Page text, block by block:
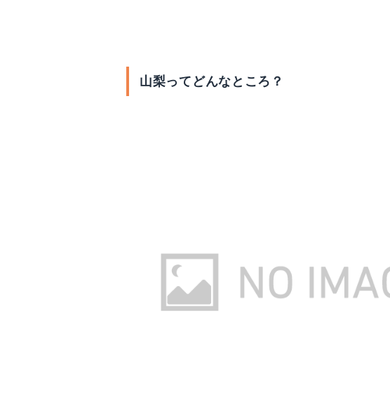
山梨には美味しいおすすめグルメ
山梨ってどんなところ？